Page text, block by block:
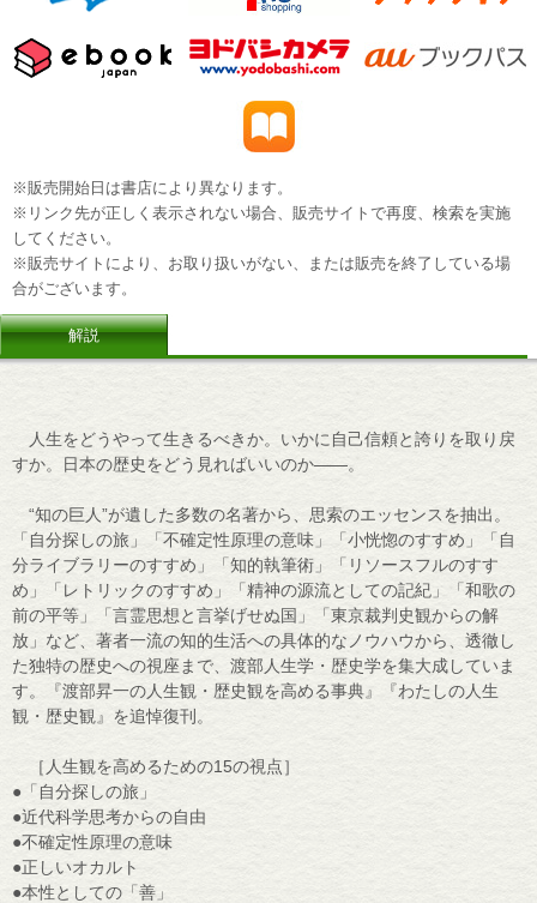
※販売開始日は書店により異なります。
※リンク先が正しく表示されない場合、販売サイトで再度、検索を実施
してください。
※販売サイトにより、お取り扱いがない、または販売を終了している場
合がございます。
解説
人生をどうやって生きるべきか。いかに自己信頼と誇りを取り戻
すか。日本の歴史をどう見ればいいのか――。
“知の巨人”が遺した多数の名著から、思索のエッセンスを抽出。
「自分探しの旅」「不確定性原理の意味」「小恍惚のすすめ」「自
分ライブラリーのすすめ」「知的執筆術」「リソースフルのすす
め」「レトリックのすすめ」「精神の源流としての記紀」「和歌の
前の平等」「言霊思想と言挙げせぬ国」「東京裁判史観からの解
放」など、著者一流の知的生活への具体的なノウハウから、透徹し
た独特の歴史への視座まで、渡部人生学・歴史学を集大成していま
す。『渡部昇一の人生観・歴史観を高める事典』『わたしの人生
観・歴史観』を追悼復刊。
［人生観を高めるための15の視点］
●「自分探しの旅」
●近代科学思考からの自由
●不確定性原理の意味
●正しいオカルト
●本性としての「善」